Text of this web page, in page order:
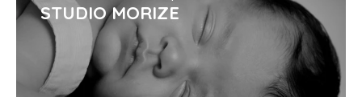
STUDIO MORIZE